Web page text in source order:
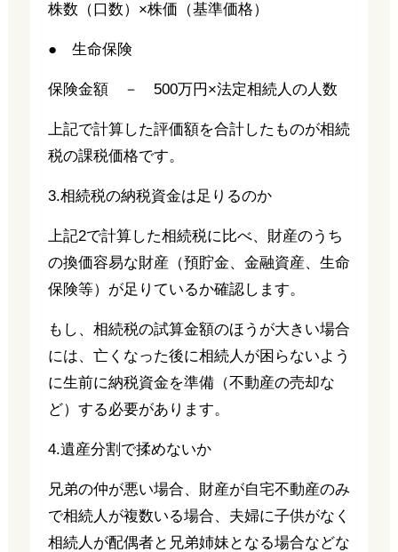
株数（口数）×株価（基準価格）
● 生命保険
保険金額 － 500万円×法定相続人の人数
上記で計算した評価額を合計したものが相続
税の課税価格です。
3.相続税の納税資金は足りるのか
上記2で計算した相続税に比べ、財産のうち
の換価容易な財産（預貯金、金融資産、生命
保険等）が足りているか確認します。
もし、相続税の試算金額のほうが大きい場合
には、亡くなった後に相続人が困らないよう
に生前に納税資金を準備（不動産の売却な
ど）する必要があります。
4.遺産分割で揉めないか
兄弟の仲が悪い場合、財産が自宅不動産のみ
で相続人が複数いる場合、夫婦に子供がなく
相続人が配偶者と兄弟姉妹となる場合などな